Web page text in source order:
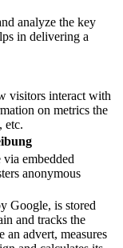
analyze the key
in delivering a
visitors interact with
on metrics the
etc.
via embedded
anonymous
Google, is stored
and tracks the
an advert, measures